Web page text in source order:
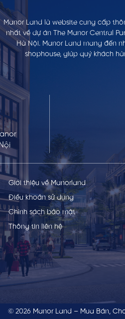
Manor Land là website cung cấp
nhất về dự án The Manor Central
Hà Nội. Manor Land mang đến
shophouse, giúp quý khách
Giới thiệu về Manorland
Điều khoản sử dụng
Chính sách bảo mật
Thông tin liên hệ
© 2026 Manor Land – Mua Bán,